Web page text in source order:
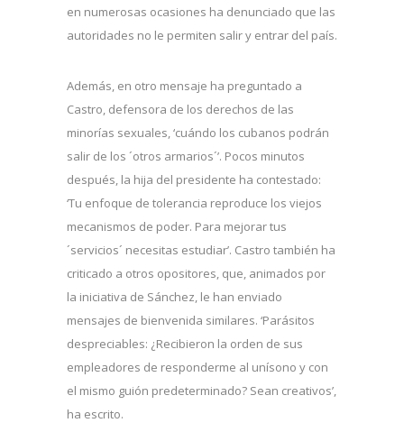
en numerosas ocasiones ha denunciado que las
autoridades no le permiten salir y entrar del país.
Además, en otro mensaje ha preguntado a
Castro, defensora de los derechos de las
minorías sexuales, ‘cuándo los cubanos podrán
salir de los ´otros armarios´’. Pocos minutos
después, la hija del presidente ha contestado:
‘Tu enfoque de tolerancia reproduce los viejos
mecanismos de poder. Para mejorar tus
´servicios´ necesitas estudiar’. Castro también ha
criticado a otros opositores, que, animados por
la iniciativa de Sánchez, le han enviado
mensajes de bienvenida similares. ‘Parásitos
despreciables: ¿Recibieron la orden de sus
empleadores de responderme al unísono y con
el mismo guión predeterminado? Sean creativos’,
ha escrito.